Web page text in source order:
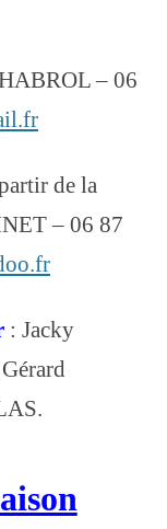
– 06
de la
– 06 87
: Jacky